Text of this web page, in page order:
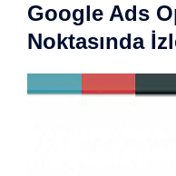
Google Ads
Noktasında